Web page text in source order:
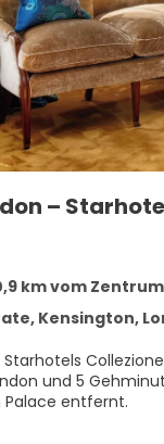
–
vom Zentrum
London SW7
Starhotels
von Royal Albert Hall
Palace entfernt.